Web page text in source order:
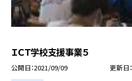
ＩＣＴ学校支援事業５
公開日 2021/09/09 更新日